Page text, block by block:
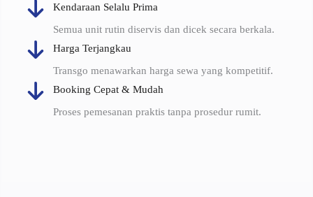
Kendaraan Selalu Prima
Semua unit rutin diservis dan dicek secara berkala.
Harga Terjangkau
Transgo menawarkan harga sewa yang kompetitif.
Booking Cepat & Mudah
Proses pemesanan praktis tanpa prosedur rumit.